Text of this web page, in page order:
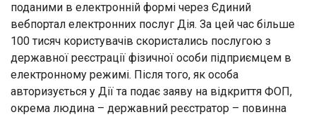
поданими в електронній формі через Єдиний
вебпортал електронних послуг Дія. За цей час більше
100 тисяч користувачів скористались послугою з
державної реєстрації фізичної особи підприємцем в
електронному режимі. Після того, як особа
авторизується у Дії та подає заяву на відкриття ФОП,
окрема людина – державний реєстратор – повинна